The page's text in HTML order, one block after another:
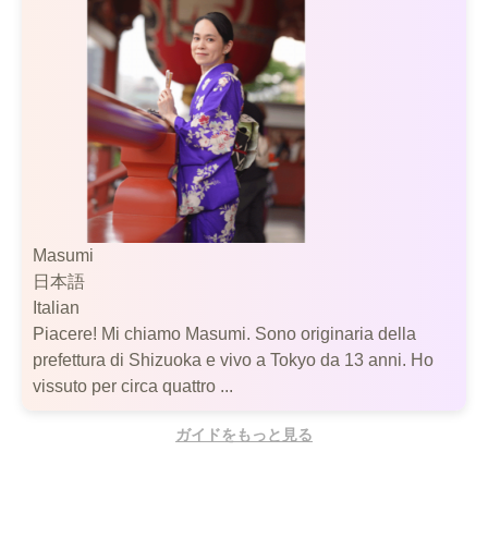
Masumi
日本語
Italian
Piacere! Mi chiamo Masumi. Sono originaria della
prefettura di Shizuoka e vivo a Tokyo da 13 anni. Ho
vissuto per circa quattro ...
ガイドをもっと見る